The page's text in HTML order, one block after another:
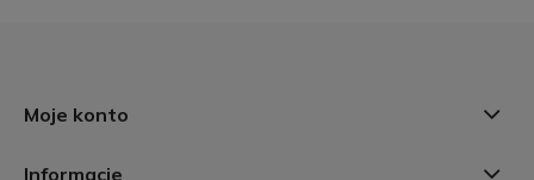
Moje konto
Informacje